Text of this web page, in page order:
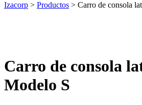
Izacorp > Productos > Carro de consola
Carro de consola
Modelo S